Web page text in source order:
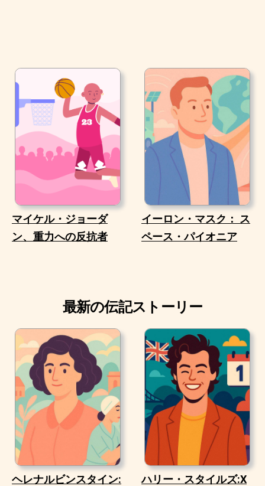
マイケル・ジョーダ
ン、重力への反抗者
イーロン・マスク： ス
ペース・パイオニア
最新の伝記ストーリー
ヘレナルビンスタイン: ハリー・スタイルズ:X